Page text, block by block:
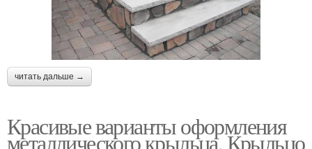
читать дальше →
Красивые варианты оформления
металлического крыльца. Крыльцо